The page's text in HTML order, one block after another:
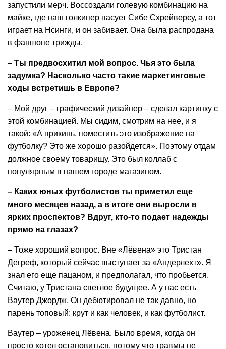
запустили мерч. Воссоздали голевую комбинацию на
майке, где наш голкипер пасует Сибе Схрейверсу, а тот
играет на Нсинги, и он забивает. Она была распродана
в фаншопе трижды.
– Ты предвосхитил мой вопрос. Чья это была
задумка? Насколько часто такие маркетинговые
ходы встретишь в Европе?
– Мой друг – графический дизайнер – сделал картинку с
этой комбинацией. Мы сидим, смотрим на нее, и я
такой: «А прикинь, поместить это изображение на
футболку? Это же хорошо разойдется». Поэтому отдам
должное своему товарищу. Это был коллаб с
популярным в нашем городе магазином.
– Каких юных футболистов ты приметил еще
много месяцев назад, а в итоге они выросли в
ярких проспектов? Вдруг, кто-то подает надежды
прямо на глазах?
– Тоже хороший вопрос. Вне «Лёвена» это Тристан
Дегреф, который сейчас выступает за «Андерлехт». Я
знал его еще пацаном, и предполагал, что пробьется.
Считаю, у Тристана светлое будущее. А у нас есть
Ваутер Джордж. Он дебютировал не так давно, но
парень топовый: крут и как человек, и как футболист.
Ваутер – уроженец Лёвена. Было время, когда он
просто хотел остановиться, потому что травмы не